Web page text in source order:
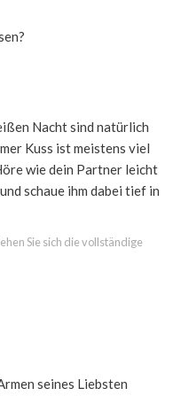
Nacht sind natürlich
Kuss ist meistens viel
wie dein Partner leicht
schaue ihm dabei tief in
Sie sich die vollständige
seines Liebsten